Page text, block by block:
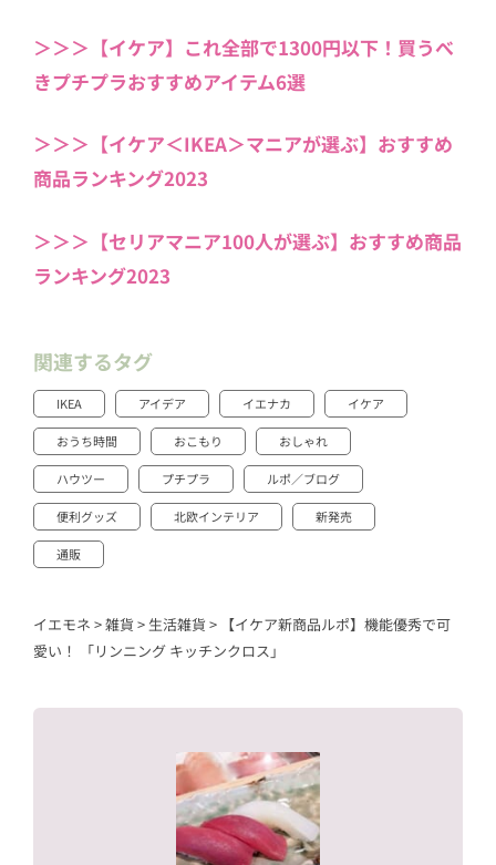
＞＞＞【イケア】これ全部で1300円以下！買うべ
きプチプラおすすめアイテム6選
＞＞＞【イケア＜IKEA＞マニアが選ぶ】おすすめ
商品ランキング2023
＞＞＞【セリアマニア100人が選ぶ】おすすめ商品
ランキング2023
関連するタグ
IKEA アイデア イエナカ イケア
おうち時間 おこもり おしゃれ
ハウツー プチプラ ルポ／ブログ
便利グッズ 北欧インテリア 新発売
通販
イエモネ >雑貨 > 生活雑貨 > 【イケア新商品ルポ】機能優秀で可
愛い！ 「リンニング キッチンクロス」